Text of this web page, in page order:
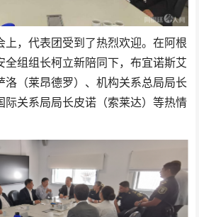
上，代表团受到了热烈欢迎。在阿根
全组组长柯立新陪同下，布宜诺斯艾
洛（莱昂德罗）、机构关系总局局长
际关系局局长皮诺（索莱达）等热情